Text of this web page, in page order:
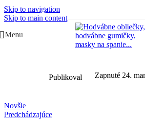
Skip to navigation
Skip to main content
Slovenská rodinná značka – Juraj & Monika
Menu
Publikoval Zapnuté 24.
Novšie
Predchádzajúce